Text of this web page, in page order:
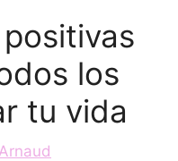
los
tu vida